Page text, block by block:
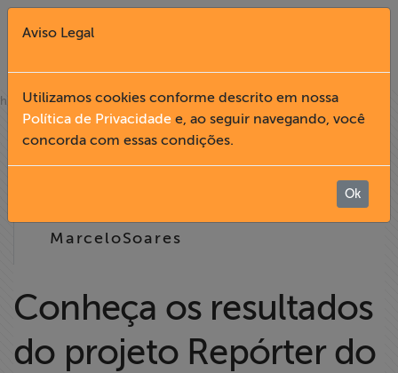
Fechar X
English
Institucional
Formação
Acesso à
Informação
home»notícias
30.06
MarceloSoares
Conheça os resultados
do projeto Repórter do
Aviso Legal
Utilizamos cookies conforme descrito em nossa
Política de Privacidade e, ao seguir navegando, você
concorda com essas condições.
Ok